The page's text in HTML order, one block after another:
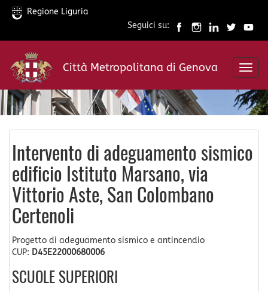
Salta
contenuto
principale
Regione Liguria
Seguici su:
Città Metropolitana di Genova
Intervento di adeguamento sismico
edificio Istituto Marsano, via
Vittorio Aste, San Colombano
Certenoli
Progetto di adeguamento sismico e antincendio
CUP: D45E22000680006
SCUOLE SUPERIORI